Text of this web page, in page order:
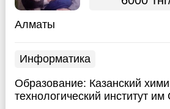
Алматы
Информатика
Образование: Казанский
технологический институт